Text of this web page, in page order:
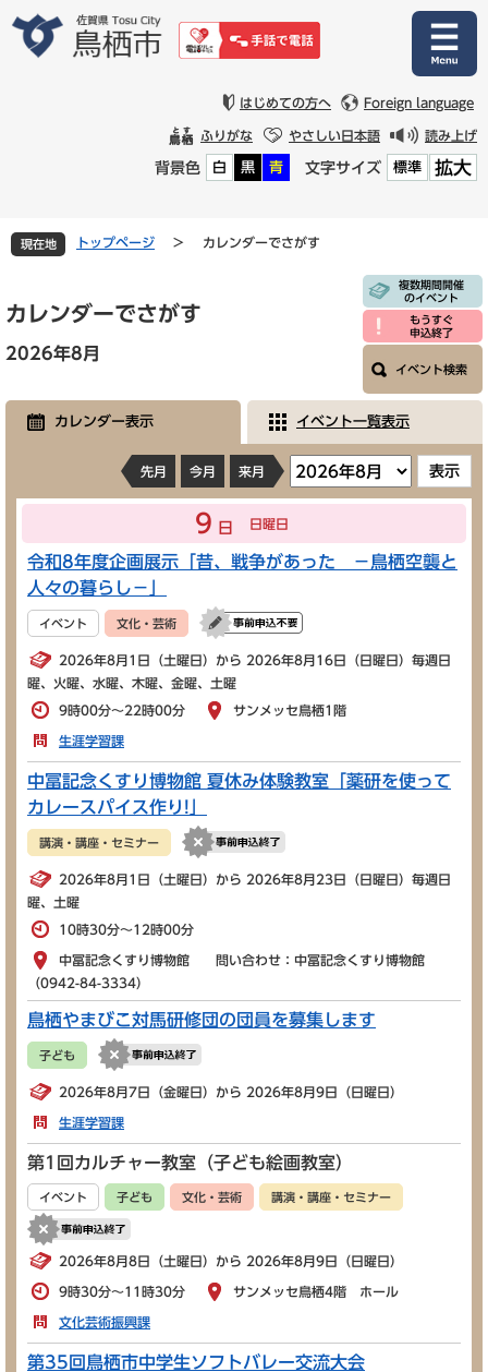
文
はじめての方へ Foreign language
ふりがな やさしい日本語 読み上げ
背景色 白 黒 青 文字サイズ 標準 拡大
現在地 トップページ > カレンダーでさがす
文
カレンダーでさがす
複数期間開催
のイベント
もうすぐ
申込終了
イベント検索
2026年8月
カレンダー表示 イベント一覧表示
先月 今月 来月
9 日 日曜日
令和8年度企画展示「昔、戦争があった －鳥栖空襲と
人々の暮らし－」
イベント 文化・芸術
2026年8月1日（土曜日）から 2026年8月16日（日曜日）毎週日
曜、火曜、水曜、木曜、金曜、土曜
9時00分～22時00分 サンメッセ鳥栖1階
生涯学習課
中冨記念くすり博物館 夏休み体験教室「薬研を使って
カレースパイス作り!」
講演・講座・セミナー
2026年8月1日（土曜日）から 2026年8月23日（日曜日）毎週日
曜、土曜
10時30分～12時00分
中冨記念くすり博物館 問い合わせ：中冨記念くすり博物館
（0942-84-3334）
鳥栖やまびこ対馬研修団の団員を募集します
子ども
2026年8月7日（金曜日）から 2026年8月9日（日曜日）
生涯学習課
第1回カルチャー教室（子ども絵画教室）
イベント 子ども 文化・芸術 講演・講座・セミナー
2026年8月8日（土曜日）から 2026年8月9日（日曜日）
9時30分～11時30分 サンメッセ鳥栖4階 ホール
文化芸術振興課
第35回鳥栖市中学生ソフトバレー交流大会